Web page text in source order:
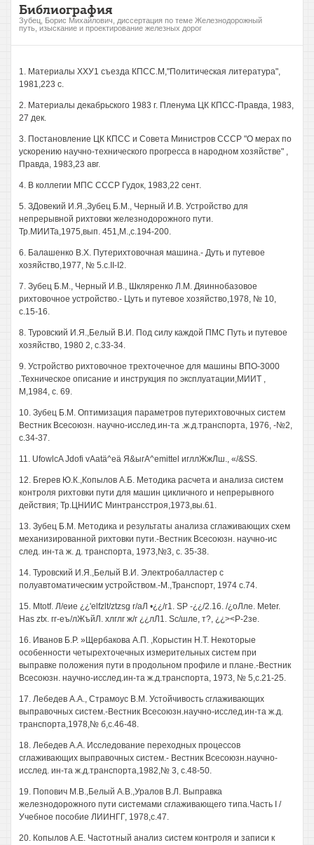
Библиография
Зубец, Борис Михайлович, диссертация по теме Железнодорожный
путь, изыскание и проектирование железных дорог
1. Материалы ХХУ1 съезда КПСС.М,"Политическая литература",
1981,223 с.
2. Материалы декабрьского 1983 г. Пленума ЦК КПСС-Правда, 1983,
27 дек.
3. Постановление ЦК КПСС и Совета Министров СССР "О мерах по
ускорению научно-технического прогресса в народном хозяйстве" ,
Правда, 1983,23 авг.
4. В коллегии МПС СССР Гудок, 1983,22 сент.
5. ЗДовекий И.Я.,Зубец Б.М., Черный И.В. Устройство для
непрерывной рихтовки железнодорожного пути.
Тр.МИИТа,1975,вып. 451,М.,с.194-200.
6. Балашенко В.Х. Путерихтовочная машина.- Дуть и путевое
хозяйство,1977, № 5.c.II-I2.
7. Зубец Б.М., Черный И.В., Шкляренко Л.М. Дяиннобазовое
рихтовочное устройство.- Цуть и путевое хозяйство,1978, № 10,
с.15-16.
8. Туровский И.Я.,Белый В.И. Под силу каждой ПМС Путь и путевое
хозяйство, 1980 2, с.33-34.
9. Устройство рихтовочное трехточечное для машины ВПО-3000
.Техническое описание и инструкция по эксплуатации,МИИТ ,
М,1984, с. 69.
10. Зубец Б.М. Оптимизация параметров путерихтовочных систем
Вестник Всесоюзн. научно-исслед.ин-та .ж.д.транспорта, 1976, -№2,
с.34-37.
11. UfowlcA Jdofi vAatä^eä Я&ыгА^еmittel игллЖжЛш., «/&SS.
12. Бгерев Ю.К.,Копылов А.Б. Методика расчета и анализа систем
контроля рихтовки пути для машин цикличного и непрерывного
действия; Тр.ЦНИИС Минтрансстроя,1973,вы.61.
13. Зубец Б.М. Методика и результаты анализа сглаживающих схем
механизированной рихтовки пути.-Вестник Всесоюзн. научно-ис
след. ин-та ж. д. транспорта, 1973,№3, с. 35-38.
14. Туровский И.Я.,Белый В.И. Электробалластер с
полуавтоматическим устройством.-М.,Транспорт, 1974 с.74.
15. Mtotf. Л/еие ¿¿'elfzlt/ztzsg r/аЛ •¿¿/г1. SP -¿¿/2.16. /¿оЛле. Meter.
Has ztx. гг-еъ/лЖъйЛ. хлглг ж/г ¿¿лЛ1. Sc/шле, т?, ¿¿><Р-2зе.
16. Иванов Б.Р. »Щербакова А.П. ,Корыстин Н.Т. Некоторые
особенности четырехточечных измерительных систем при
выправке положения пути в продольном профиле и плане.-Вестник
Всесоюзн. научно-исслед.ин-та ж.д.транспорта, 1973, № 5,с.21-25.
17. Лебедев A.A., Страмоус В.М. Устойчивость сглаживающих
выправочных систем.-Вестник Всесоюзн.научно-исслед.ин-та ж.д.
транспорта,1978,№ б,с.46-48.
18. Лебедев A.A. Исследование переходных процессов
сглаживающих выправочных систем.- Вестник Всесоюзн.научно-
исслед. ин-та ж.д.транспорта,1982,№ 3, с.48-50.
19. Попович М.В.,Белый A.B.,Уралов В.Л. Выправка
железнодорожного пути системами сглаживающего типа.Часть I /
Учебное пособие ЛИИНГГ, 1978,с.47.
20. Копылов А.Е. Частотный анализ систем контроля и записи к